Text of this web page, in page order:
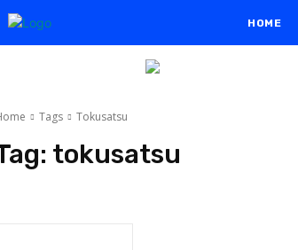
HOME
Tags Tokusatsu
tokusatsu